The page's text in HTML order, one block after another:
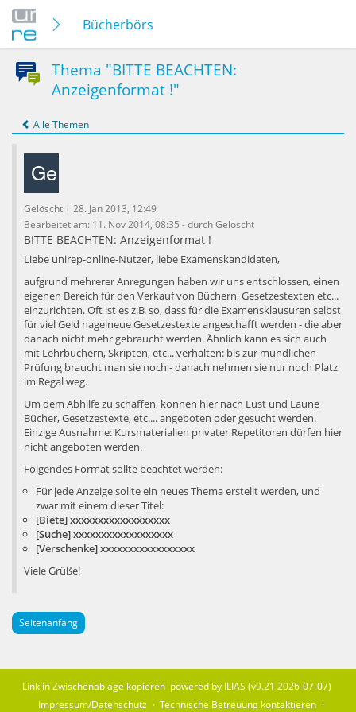
Bücherbörse
Thema "BITTE BEACHTEN:
Anzeigenformat !"
Alle Themen
Gelöscht | 28. Jan 2013, 12:49
Bearbeitet am: 11. Nov 2014, 08:35 - durch Gelöscht
BITTE BEACHTEN: Anzeigenformat !
Liebe unirep-online-Nutzer, liebe Examenskandidaten,
aufgrund mehrerer Anregungen haben wir uns entschlossen, einen
eigenen Bereich für den Verkauf von Büchern, Gesetzestexten etc...
einzurichten. Oft ist es z.B. so, dass für die Examensklausuren selbst
für viel Geld nagelneue Gesetzestexte angeschafft werden - die aber
danach nicht mehr gebraucht werden. Ähnlich kann es sich auch
mit Lehrbüchern, Skripten, etc... verhalten: bis zur mündlichen
Prüfung braucht man sie noch - danach nehmen sie nur noch Platz
im Regal weg.
Um dem Abhilfe zu schaffen, können hier nach Lust und Laune
Bücher, Gesetzestexte, etc.... angeboten oder gesucht werden.
Einzige Ausnahme: Kursmaterialien privater Repetitoren dürfen hier
nicht angeboten werden.
Folgendes Format sollte beachtet werden:
Für jede Anzeige sollte ein neues Thema erstellt werden, und
zwar mit einem dieser Titel:
[Biete] xxxxxxxxxxxxxxxxxx
[Suche] xxxxxxxxxxxxxxxxxx
[Verschenke] xxxxxxxxxxxxxxxxx
Viele Grüße!
Seitenanfang
Link in Zwischenablage kopieren powered by ILIAS (v9.21 2026-07-07)
Impressum/Datenschutz
Technische Betreuung kontaktieren